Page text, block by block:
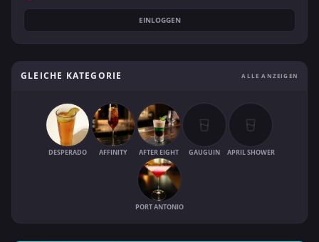
EINLOGGEN
GLEICHE KATEGORIE ALLE ANZEIGEN
DESPERADO AFFINITY AFTER EIGHT GAUGUIN APRIL SHOWER
PORT ANTONIO